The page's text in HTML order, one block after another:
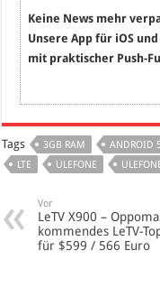
Keine News mehr
Unsere App für iOS
mit praktischer Push-
Tags 3GB RAM ANDROID
LTE
ULEFONE
Vor
LeTV X900 –
kommendes LeTV-
für $599 / 566 Euro